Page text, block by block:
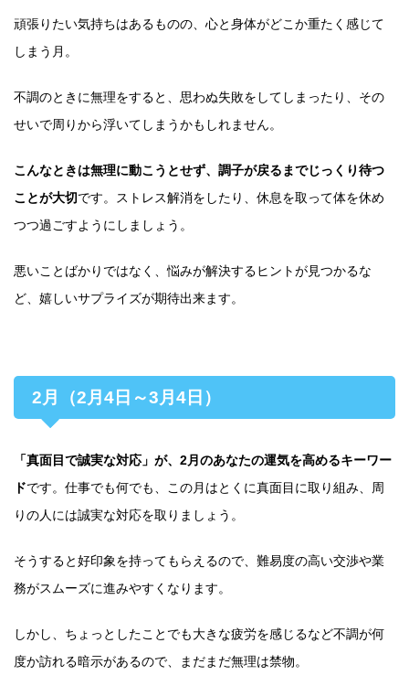
頑張りたい気持ちはあるものの、心と身体がどこか重たく感じて
しまう月。
不調のときに無理をすると、思わぬ失敗をしてしまったり、その
せいで周りから浮いてしまうかもしれません。
こんなときは無理に動こうとせず、調子が戻るまでじっくり待つ
ことが大切です。ストレス解消をしたり、休息を取って体を休め
つつ過ごすようにしましょう。
悪いことばかりではなく、悩みが解決するヒントが見つかるな
ど、嬉しいサプライズが期待出来ます。
2月（2月4日～3月4日）
「真面目で誠実な対応」が、2月のあなたの運気を高めるキーワー
ドです。仕事でも何でも、この月はとくに真面目に取り組み、周
りの人には誠実な対応を取りましょう。
そうすると好印象を持ってもらえるので、難易度の高い交渉や業
務がスムーズに進みやすくなります。
しかし、ちょっとしたことでも大きな疲労を感じるなど不調が何
度か訪れる暗示があるので、まだまだ無理は禁物。